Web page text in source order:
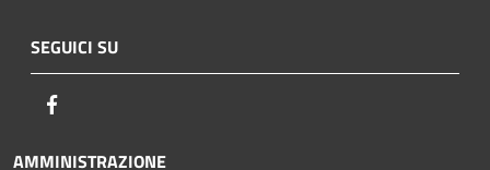
SEGUICI SU
AMMINISTRAZIONE